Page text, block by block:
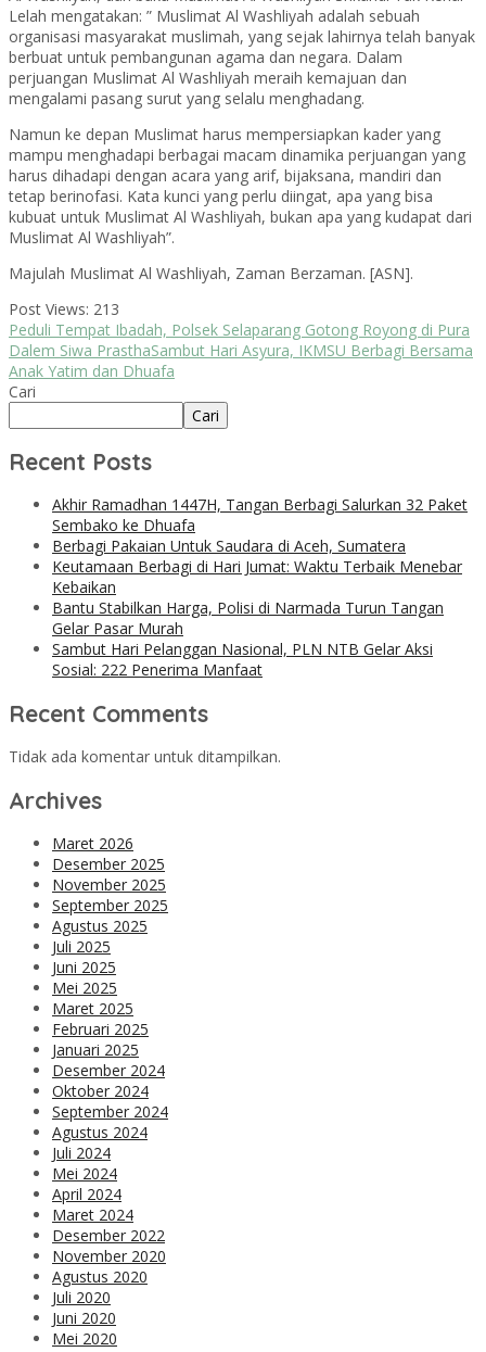
Lelah mengatakan: ” Muslimat Al Washliyah adalah sebuah
organisasi masyarakat muslimah, yang sejak lahirnya telah banyak
berbuat untuk pembangunan agama dan negara. Dalam
perjuangan Muslimat Al Washliyah meraih kemajuan dan
mengalami pasang surut yang selalu menghadang.
Namun ke depan Muslimat harus mempersiapkan kader yang
mampu menghadapi berbagai macam dinamika perjuangan yang
harus dihadapi dengan acara yang arif, bijaksana, mandiri dan
tetap berinofasi. Kata kunci yang perlu diingat, apa yang bisa
kubuat untuk Muslimat Al Washliyah, bukan apa yang kudapat dari
Muslimat Al Washliyah”.
Majulah Muslimat Al Washliyah, Zaman Berzaman. [ASN].
Post Views: 213
Peduli Tempat Ibadah, Polsek Selaparang Gotong Royong di Pura
Dalem Siwa PrasthaSambut Hari Asyura, IKMSU Berbagi Bersama
Anak Yatim dan Dhuafa
Cari
Cari
Recent Posts
Akhir Ramadhan 1447H, Tangan Berbagi Salurkan 32 Paket
Sembako ke Dhuafa
Berbagi Pakaian Untuk Saudara di Aceh, Sumatera
Keutamaan Berbagi di Hari Jumat: Waktu Terbaik Menebar
Kebaikan
Bantu Stabilkan Harga, Polisi di Narmada Turun Tangan
Gelar Pasar Murah
Sambut Hari Pelanggan Nasional, PLN NTB Gelar Aksi
Sosial: 222 Penerima Manfaat
Recent Comments
Tidak ada komentar untuk ditampilkan.
Archives
Maret 2026
Desember 2025
November 2025
September 2025
Agustus 2025
Juli 2025
Juni 2025
Mei 2025
Maret 2025
Februari 2025
Januari 2025
Desember 2024
Oktober 2024
September 2024
Agustus 2024
Juli 2024
Mei 2024
April 2024
Maret 2024
Desember 2022
November 2020
Agustus 2020
Juli 2020
Juni 2020
Mei 2020